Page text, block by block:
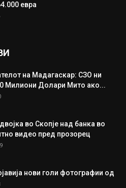
евра
на Мадагаскар: СЗО ни
Милиони Долари Мито ако...
во Скопје над банка во
видео пред прозорец
нови голи фотографии од